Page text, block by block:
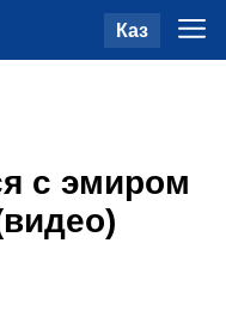
Каз
с эмиром